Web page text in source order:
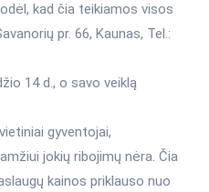
kad čia teikiamos visos
pr. 66, Kaunas, Tel.:
14 d., o savo veiklą
gyventojai,
jokių ribojimų nėra. Čia
kainos priklauso nuo